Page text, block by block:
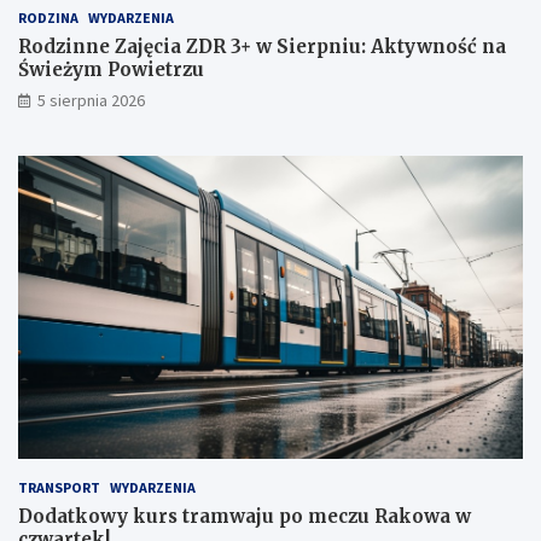
S
i
e
r
p
i
u
k
t
w
n
o
ć
a
Ś
w
i
p
o
m
e
c
u
R
o
w
w
c
z
a
t
e
k
!
RODZINA WYDARZENIA
Rodzinne Zajęcia ZDR 3+ w Sierpniu: Aktywność na
Świeżym Powietrzu
5 sierpnia 2026
TRANSPORT WYDARZENIA
Dodatkowy kurs tramwaju po meczu Rakowa w